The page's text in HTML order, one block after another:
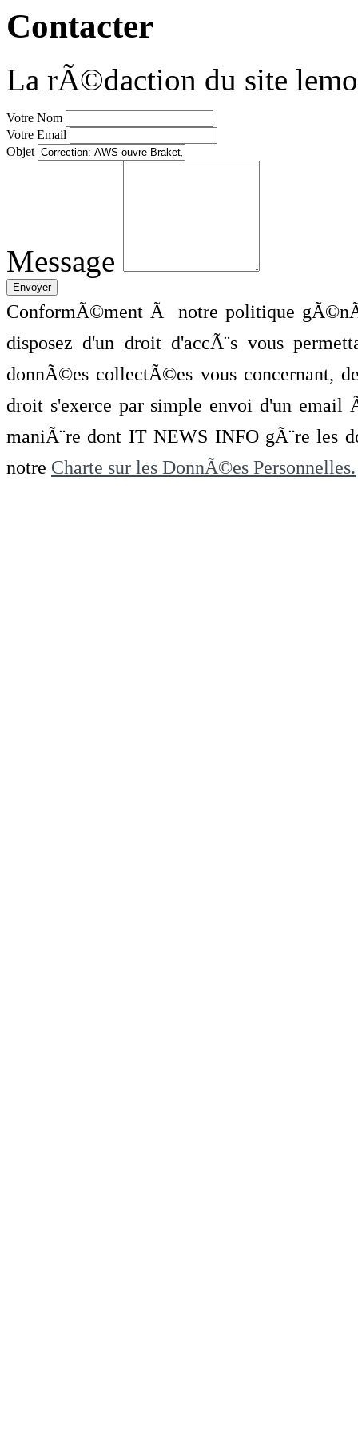
Contacter
La rÃ©daction du site
Votre Nom
Votre Email
Objet
Message
ConformÃ©ment Ã notre politique
disposez d'un droit d'accÃ¨s vous
donnÃ©es collectÃ©es vous concernant,
droit s'exerce par simple envoi d'un
maniÃ¨re dont IT NEWS INFO gÃ¨re les
notre Charte sur les DonnÃ©es Personnelles.